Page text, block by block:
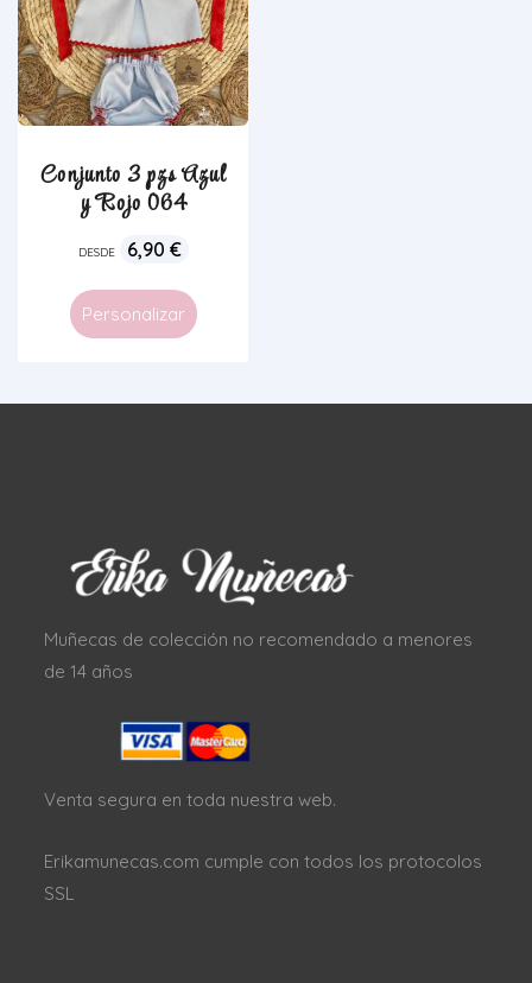
Conjunto 3 pzs Azul
y Rojo 064
DESDE 6,90 €
Personalizar
Muñecas de colección no recomendado a menores
de 14 años
Venta segura en toda nuestra web.
Erikamunecas.com cumple con todos los protocolos
SSL